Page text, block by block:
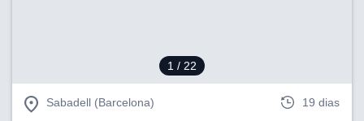
1 / 22
Sabadell (Barcelona) 19 dias